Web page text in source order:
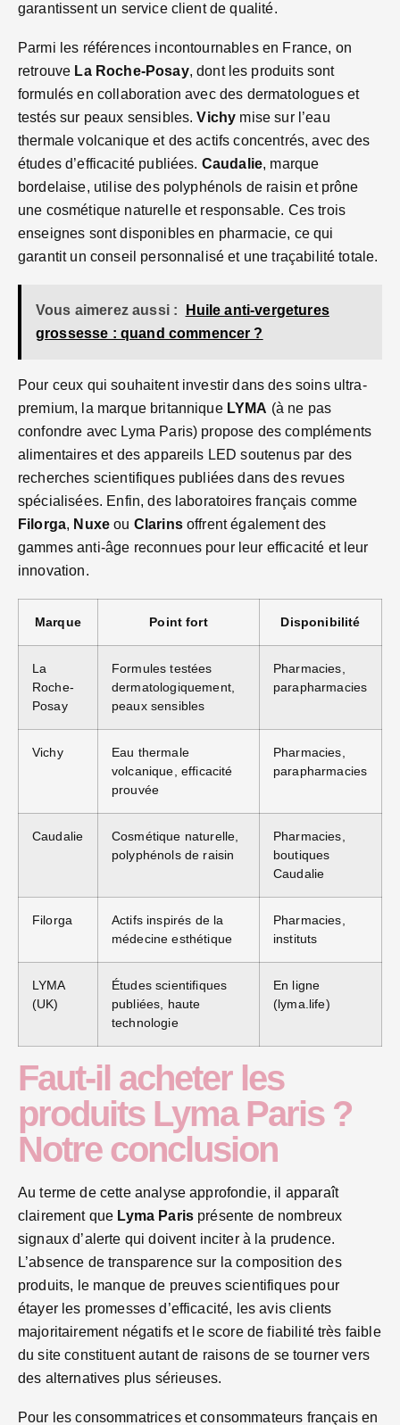
garantissent un service client de qualité.
Parmi les références incontournables en France, on
retrouve La Roche-Posay, dont les produits sont
formulés en collaboration avec des dermatologues et
testés sur peaux sensibles.Vichy mise sur l’eau
thermale volcanique et des actifs concentrés, avec des
études d’efficacité publiées. Caudalie, marque
bordelaise, utilise des polyphénols de raisin et prône
une cosmétique naturelle et responsable. Ces trois
enseignes sont disponibles en pharmacie, ce qui
garantit un conseil personnalisé et une traçabilité totale.
Vous aimerez aussi :
Huile anti-vergetures
grossesse : quand commencer ?
Pour ceux qui souhaitent investir dans des soins ultra-
premium, la marque britannique LYMA (à ne pas
confondre avec Lyma Paris) propose des compléments
alimentaires et des appareils LED soutenus par des
recherches scientifiques publiées dans des revues
spécialisées. Enfin, des laboratoires français comme
Filorga, Nuxe ou Clarinsoffrent également des
gammes anti-âge reconnues pour leur efficacité et leur
innovation.
Marque Point fort Disponibilité
La
Roche-
Posay
Formules testées
dermatologiquement,
peaux sensibles
Pharmacies,
parapharmacies
Vichy
Eau thermale
volcanique, efficacité
prouvée
Pharmacies,
parapharmacies
Caudalie
Cosmétique naturelle,
polyphénols de raisin
Pharmacies,
boutiques
Caudalie
Filorga
Actifs inspirés de la
médecine esthétique
Pharmacies,
instituts
LYMA
(UK)
Études scientifiques
publiées, haute
technologie
En ligne
(lyma.life)
Faut-il acheter les
produits Lyma Paris ?
Notre conclusion
Au terme de cette analyse approfondie, il apparaît
clairement que Lyma Paris présente de nombreux
signaux d’alerte qui doivent inciter à la prudence.
L’absence de transparence sur la composition des
produits, le manque de preuves scientifiques pour
étayer les promesses d’efficacité, les avis clients
majoritairement négatifs et le score de fiabilité très faible
du site constituent autant de raisons de se tourner vers
des alternatives plus sérieuses.
Pour les consommatrices et consommateurs français en